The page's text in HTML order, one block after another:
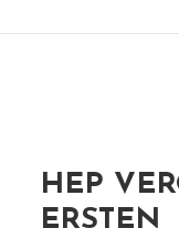
HEP
ERSTEN